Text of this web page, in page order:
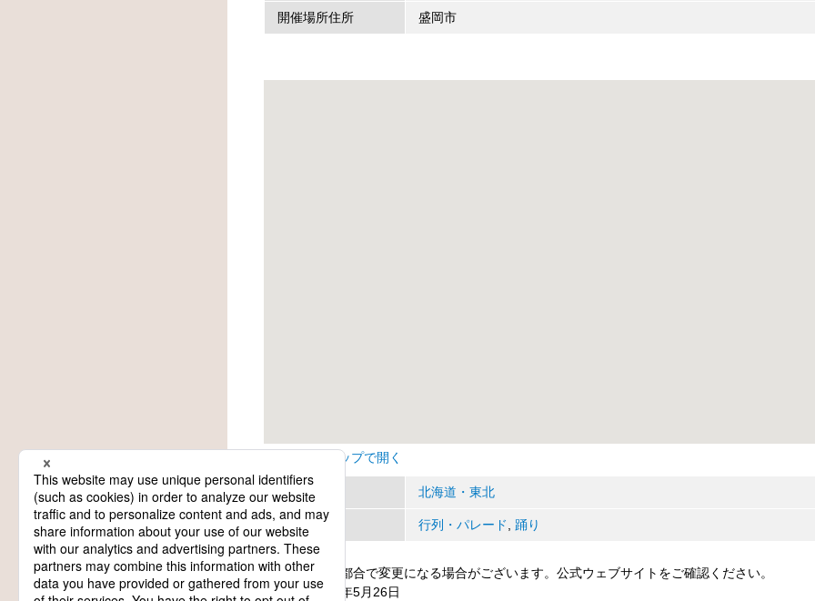
開催場所住所 盛岡市
Googleマップで開く
地方 北海道・東北
カテゴリー 行列・パレード, 踊り
日程は主催者都合で変更になる場合がございます。公式ウェブサイトをご確認ください。
update: 2026年5月26日